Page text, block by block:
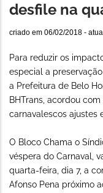
desfile na
criado em 06/02/2018 -
Para reduzir os
especial a
a Prefeitura de Belo
BHTrans, acordou
carnavalescos ajustes
O Bloco Chama o
véspera do Carnaval,
quarta-feira, dia 7, a
Afonso Pena próximo